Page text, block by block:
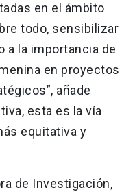
en el ámbito
todo, sensibilizar
a la importancia de
en proyectos
añade
esta es la vía
equitativa y
de Investigación,